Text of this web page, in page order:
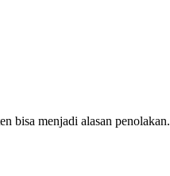
bisa menjadi alasan penolakan.